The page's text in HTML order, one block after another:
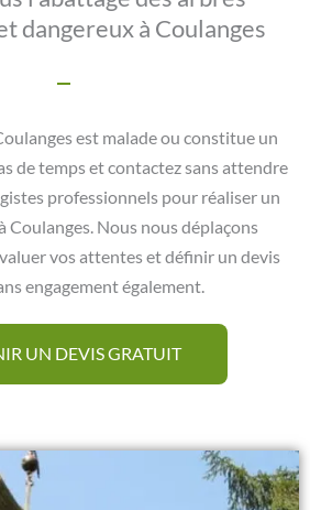
dangereux à Coulanges
est malade ou constitue un
de temps et contactez sans attendre
professionnels pour réaliser un
Coulanges. Nous nous déplaçons
vos attentes et définir un devis
engagement également.
UN DEVIS GRATUIT